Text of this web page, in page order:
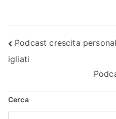
Navigazione
articoli
Podcast crescita
igliati
Cerca